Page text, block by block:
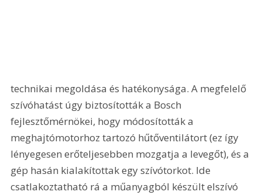
technikai megoldása és hatékonysága. A megfelelő
szívóhatást úgy biztosították a Bosch
fejlesztőmérnökei, hogy módosították a
meghajtómotorhoz tartozó hűtőventilátort (ez így
lényegesen erőteljesebben mozgatja a levegőt), és a
gép hasán kialakítottak egy szívótorkot. Ide
csatlakoztatható rá a műanyagból készült elszívó